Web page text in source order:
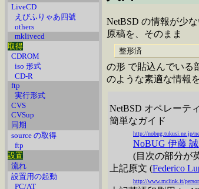
LiveCD
えびふりゃあ四號
others
mklivecd
取得
CDROM
iso 形式
CD-R
ftp
実行形式
CVS
CVSup
同期
source の取得
ftp
設置
流れ
設置用の起動
PC/AT
NetBSD の情報が少
原稿を、そのまま
整形済
の形 で貼込んでいる
のような素適な情報
NetBSD オペレーテ
簡単なガイド
http://nobug.tukusi.ne.jp/
NoBUG 伊藤
(目次の部分が
上記原文 (Federico
http://www.mclink.it/